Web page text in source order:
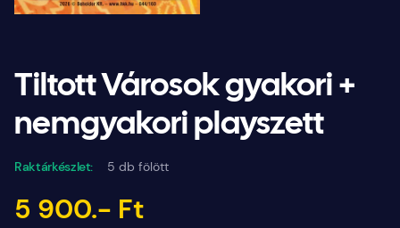
Tiltott Városok gyakori +
nemgyakori playszett
Raktárkészlet: 5 db fölött
5 900.- Ft